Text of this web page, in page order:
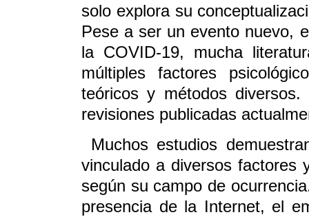
solo explora su
Pese a ser un evento nuevo,
la COVID-19, mucha
múltiples factores
teóricos y métodos
revisiones publicadas
Muchos estudios
vinculado a diversos factores
según su campo de
presencia de la Internet, el